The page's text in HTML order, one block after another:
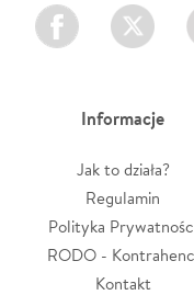
Facebook Twitter
Informacje
Jak to działa?
Regulamin
Polityka
RODO -
Kontakt